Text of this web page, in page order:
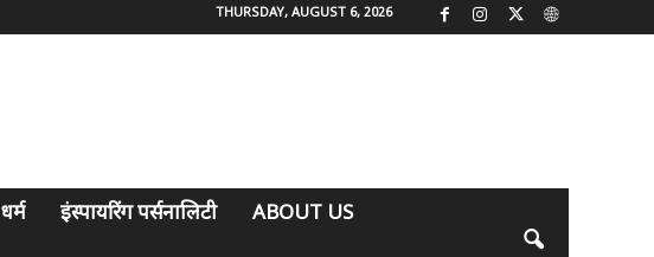
THURSDAY, AUGUST 6, 2026
धर्म इंस्पायरिंग पर्सनालिटी
ABOUT US